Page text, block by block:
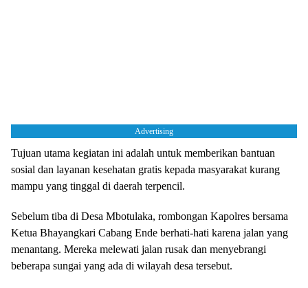
Advertising
Tujuan utama kegiatan ini adalah untuk memberikan bantuan
sosial dan layanan kesehatan gratis kepada masyarakat kurang
mampu yang tinggal di daerah terpencil.
Sebelum tiba di Desa Mbotulaka, rombongan Kapolres bersama
Ketua Bhayangkari Cabang Ende berhati-hati karena jalan yang
menantang. Mereka melewati jalan rusak dan menyebrangi
beberapa sungai yang ada di wilayah desa tersebut.